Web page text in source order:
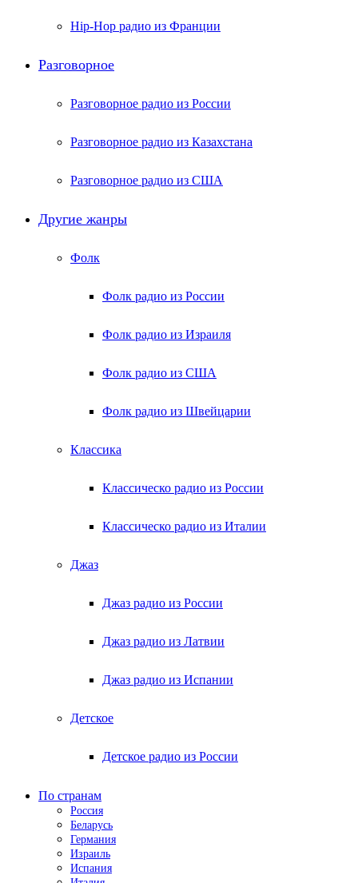
Hip-Hop радио из Франции
Разговорное
Разговорное радио из России
Разговорное радио из Казахстана
Разговорное радио из США
Другие жанры
Фолк
Фолк радио из России
Фолк радио из Израиля
Фолк радио из США
Фолк радио из Швейцарии
Классика
Классическо радио из России
Классическо радио из Италии
Джаз
Джаз радио из России
Джаз радио из Латвии
Джаз радио из Испании
Детское
Детское радио из России
По странам
Россия
Беларусь
Германия
Израиль
Испания